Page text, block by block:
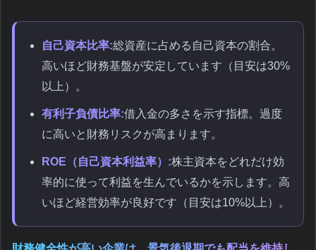
自己資本比率:総資産に占める自己資本の割合。
高いほど財務基盤が安定しています（目安は30%
以上）。
有利子負債比率:借入金の多さを示す指標。過度
に高いと財務リスクが高まります。
ROE（自己資本利益率）:株主資本をどれだけ効
率的に使って利益を生んでいるかを示します。高
いほど経営効率が良好です（目安は10%以上）。